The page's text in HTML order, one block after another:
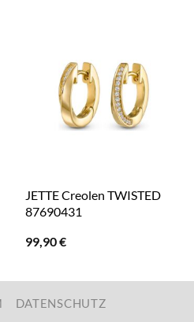
JETTE Creolen TWISTED
87690431
99,90€
DATENSCHUTZ